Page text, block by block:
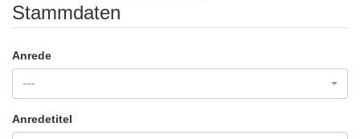
Stammdaten
Anrede
---
Anredetitel